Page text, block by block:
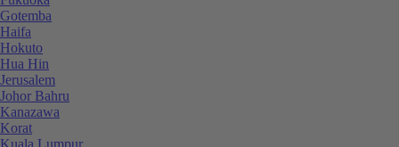
Gotemba
Haifa
Hokuto
Hua Hin
Jerusalem
Johor Bahru
Kanazawa
Korat
Kuala Lumpur